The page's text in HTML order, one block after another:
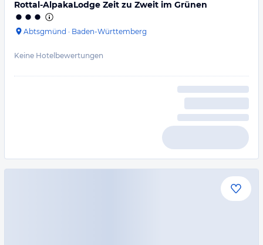
Rottal-AlpakaLodge Zeit zu Zweit im Grünen
Abtsgmünd · Baden-Württemberg
Keine Hotelbewertungen